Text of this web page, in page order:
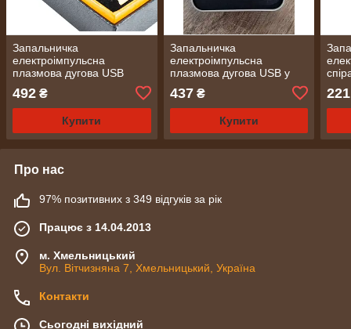
Запальничка
електроімпульсна
плазмова дугова USB
492 ₴
Купити
Запальничка
електроімпульсна
плазмова дугова USB у
437₴
Купити
221
Про нас
97% позитивних з 349 відгуків за рік
Працює з 14.04.2013
м. Хмельницький
Вул. Вітчизняна 7, Хмельницький, Україна
Контакти
Сьогодні вихідний